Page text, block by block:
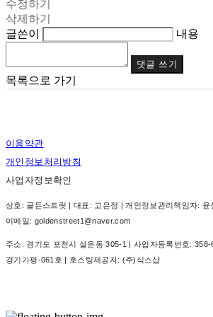
수정하기
삭제하기
글쓴이
내용
댓글 쓰기
목록으로 가기
이용약관
개인정보처리방침
사업자정보확인
상호: 골든스트릿 | 대표: 고은정 | 개인정보관리책임자:
이메일: goldenstreet1@naver.com
주소: 경기도 포천시 설운동 305-1 | 사업자등록번호: 358-
경기가평-061호 | 호스팅제공자: (주)식스샵